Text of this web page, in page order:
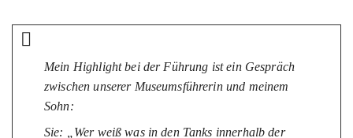
Mein Highlight bei der Führung ist ein Gespräch
zwischen unserer Museumsführerin und meinem
Sohn:
Sie: „Wer weiß was in den Tanks innerhalb der